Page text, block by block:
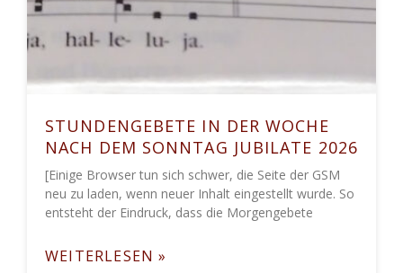
STUNDENGEBETE IN DER WOCHE
NACH DEM SONNTAG JUBILATE 2026
[Einige Browser tun sich schwer, die Seite der GSM
neu zu laden, wenn neuer Inhalt eingestellt wurde. So
entsteht der Eindruck, dass die Morgengebete
WEITERLESEN »